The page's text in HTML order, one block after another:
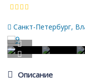
Санкт-Петербург,
Описание